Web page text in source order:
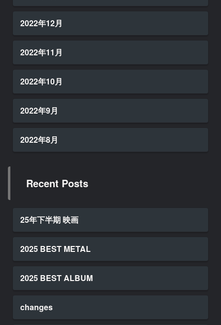
2022年12月
2022年11月
2022年10月
2022年9月
2022年8月
Recent Posts
25年下半期 映画
2025 BEST METAL
2025 BEST ALBUM
changes